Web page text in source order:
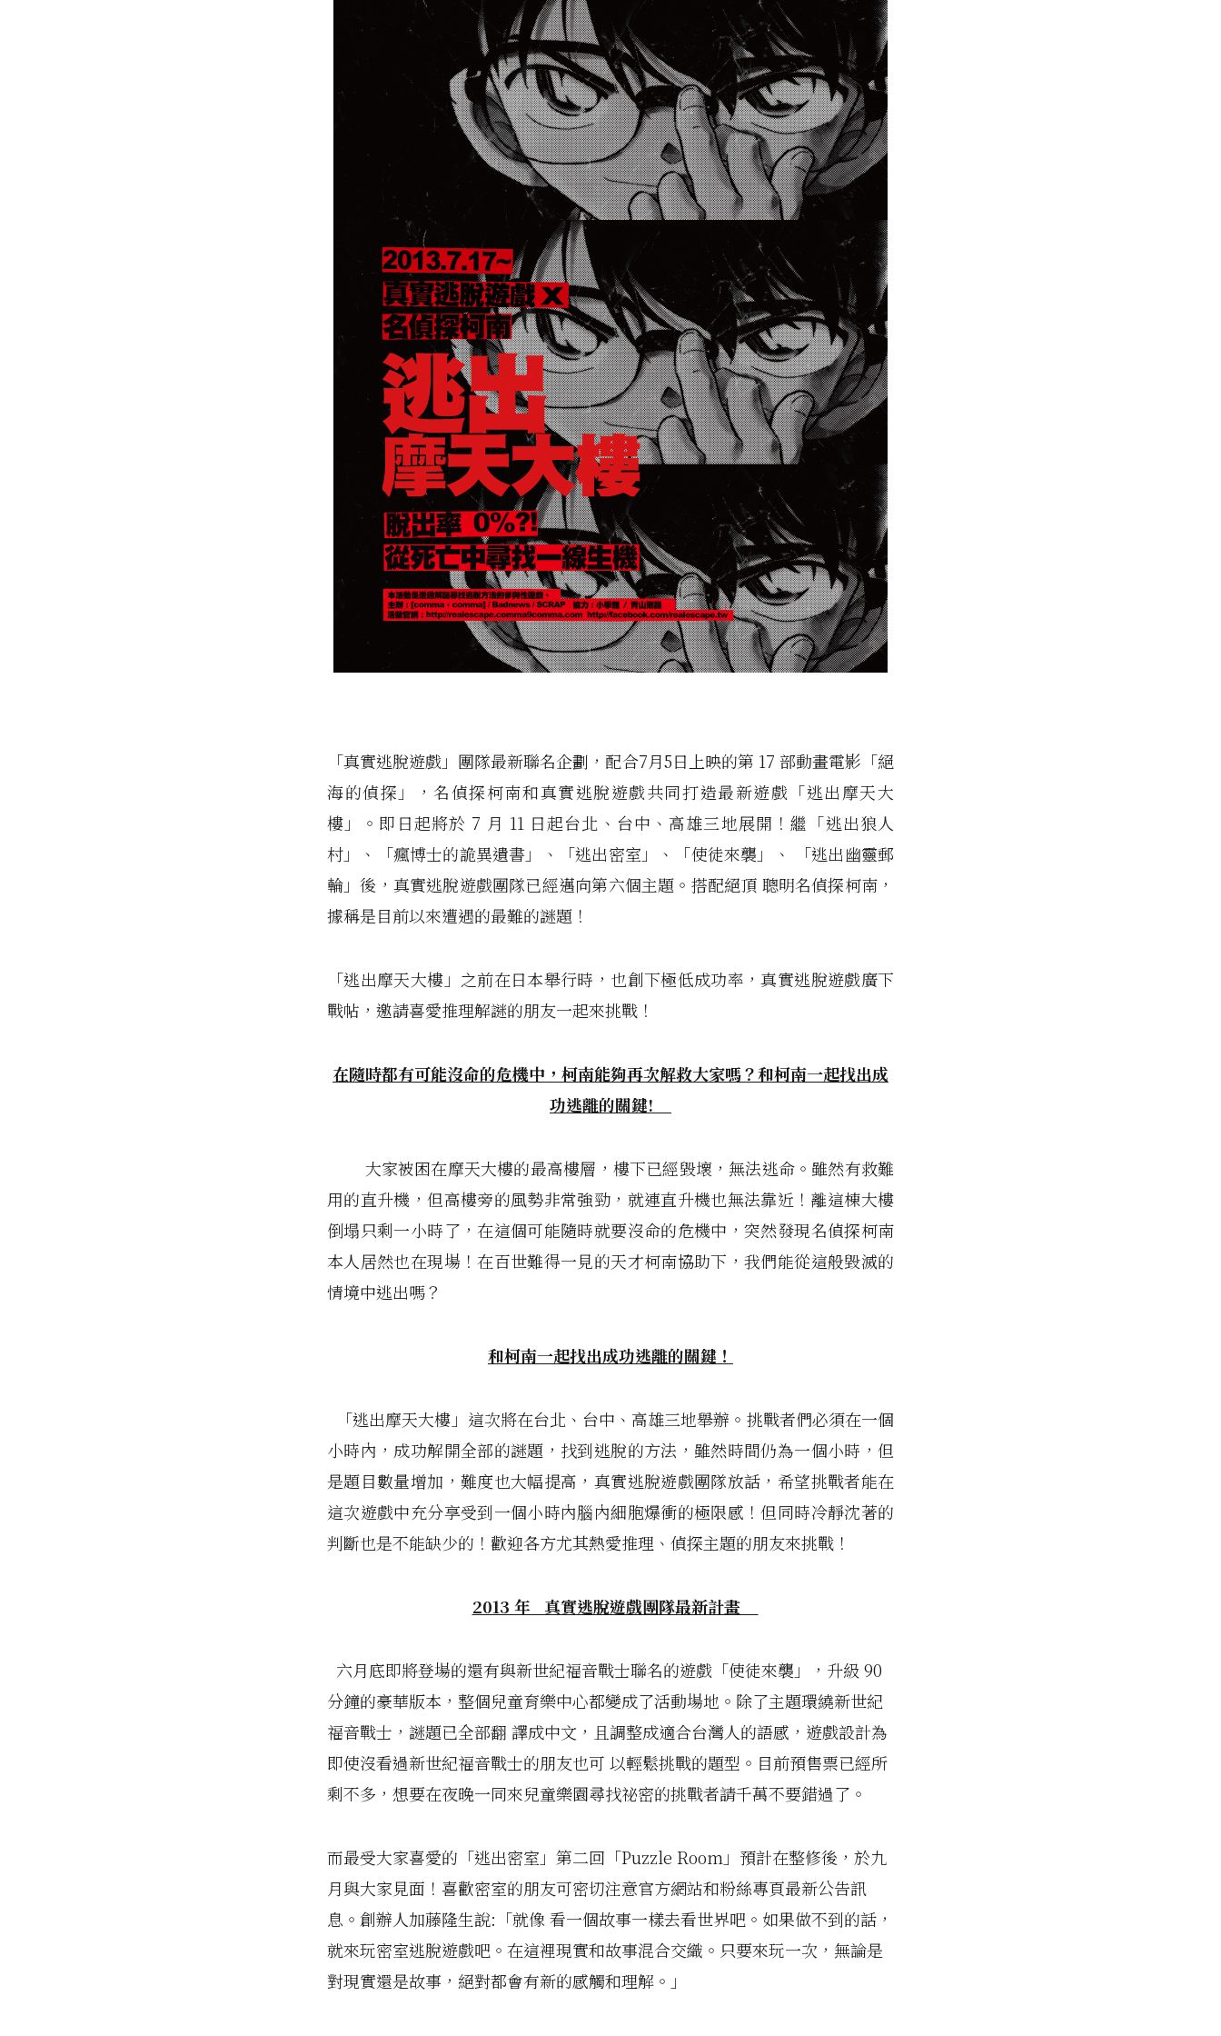
「真實逃脫遊戲」團隊最新聯名企劃，配合7月5日上映的第 17 部動畫電影「絕
海的偵探」，名偵探柯南和真實逃脫遊戲共同打造最新遊戲「逃出摩天大
樓」。即日起將於 7 月 11 日起台北、台中、高雄三地展開！繼「逃出狼人
村」、「瘋博士的詭異遺書」、「逃出密室」、「使徒來襲」、 「逃出幽靈郵
輪」後，真實逃脫遊戲團隊已經邁向第六個主題。搭配絕頂 聰明名偵探柯南，
據稱是目前以來遭遇的最難的謎題！
「逃出摩天大樓」之前在日本舉行時，也創下極低成功率，真實逃脫遊戲廣下
戰帖，邀請喜愛推理解謎的朋友一起來挑戰！
在隨時都有可能沒命的危機中，柯南能夠再次解救大家嗎？和柯南一起找出成
功逃離的關鍵!
大家被困在摩天大樓的最高樓層，樓下已經毀壞，無法逃命。雖然有救難
用的直升機，但高樓旁的風勢非常強勁，就連直升機也無法靠近！離這棟大樓
倒塌只剩一小時了，在這個可能隨時就要沒命的危機中，突然發現名偵探柯南
本人居然也在現場！在百世難得一見的天才柯南協助下，我們能從這般毀滅的
情境中逃出嗎？
和柯南一起找出成功逃離的關鍵！
「逃出摩天大樓」這次將在台北、台中、高雄三地舉辦。挑戰者們必須在一個
小時內，成功解開全部的謎題，找到逃脫的方法，雖然時間仍為一個小時，但
是題目數量增加，難度也大幅提高，真實逃脫遊戲團隊放話，希望挑戰者能在
這次遊戲中充分享受到一個小時內腦內細胞爆衝的極限感！但同時冷靜沈著的
判斷也是不能缺少的！歡迎各方尤其熱愛推理、偵探主題的朋友來挑戰！
2013 年 真實逃脫遊戲團隊最新計畫
六月底即將登場的還有與新世紀福音戰士聯名的遊戲「使徒來襲」，升級 90
分鐘的豪華版本，整個兒童育樂中心都變成了活動場地。除了主題環繞新世紀
福音戰士，謎題已全部翻 譯成中文，且調整成適合台灣人的語感，遊戲設計為
即使沒看過新世紀福音戰士的朋友也可 以輕鬆挑戰的題型。目前預售票已經所
剩不多，想要在夜晚一同來兒童樂園尋找祕密的挑戰者請千萬不要錯過了。
而最受大家喜愛的「逃出密室」第二回「Puzzle Room」預計在整修後，於九
月與大家見面！喜歡密室的朋友可密切注意官方網站和粉絲專頁最新公告訊
息。創辦人加藤隆生說:「就像 看一個故事一樣去看世界吧。如果做不到的話，
就來玩密室逃脫遊戲吧。在這裡現實和故事混合交織。只要來玩一次，無論是
對現實還是故事，絕對都會有新的感觸和理解。」